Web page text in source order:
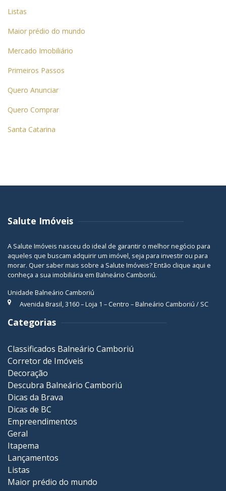
Listas
Maior prédio do mundo
Mercado Imobiliário
Primeiros Passos
Quero Anunciar
Quero Comprar
Santa Catarina
Salute Imóveis
A Salute Imóveis nasceu do ideal de garantir o melhor negócio para
aqueles que buscam adquirir um imóvel, seja para investir ou para
morar. Quer saber mais sobre a Salute Imóveis? Então clique aqui e
conheça a sua imobiliária em Balneário Camboriú.
Unidade Balneário Camboriú
Avenida Brasil, 3160 – Loja 1 – Centro – Balneário Camboriú / SC
Categorias
Classificados Balneário Camboriú
Corretor de Imóveis
Decoração
Descubra Balneário Camboriú
Dicas da Brava
Dicas de BC
Empreendimentos
Geral
Itapema
Lançamentos
Listas
Maior prédio do mundo